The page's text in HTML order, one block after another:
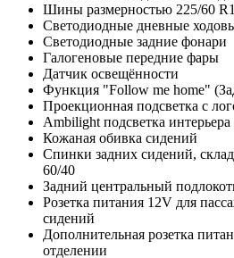
Шины размерностью 225/60
Светодиодные дневные
Светодиодные задние фонари
Галогеновые передние фары
Датчик освещённости
Функция "Follow me home"
Проекционная подсветка с
Ambilight подсветка интерьера
Кожаная обивка сидений
Спинки задних сидений,
60/40
Задний центральный
Розетка питания 12V для
сидений
Дополнительная розетка
отделении